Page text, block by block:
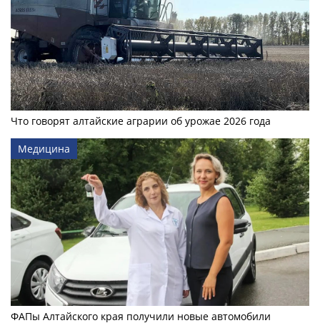
Что говорят алтайские аграрии об урожае 2026 года
Медицина
ФАПы Алтайского края получили новые автомобили